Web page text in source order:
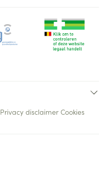
Privacy disclaimer Cookies